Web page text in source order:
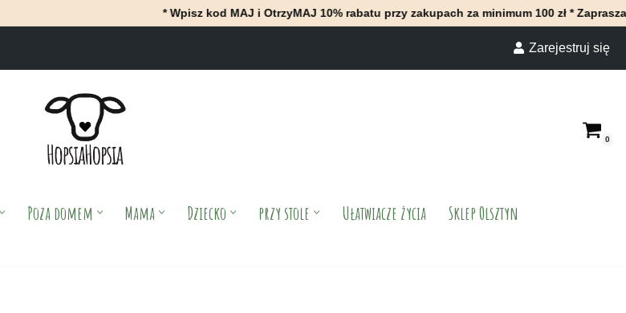
* Wpisz kod MAJ i OtrzyMAJ 10% rabatu przy zakupach za minimum 100 zł * Zapraszamy do
Zarejestruj się
0
Poza domem Mama Dziecko przy stole Ułatwiacze życia
Sklep Olsztyn